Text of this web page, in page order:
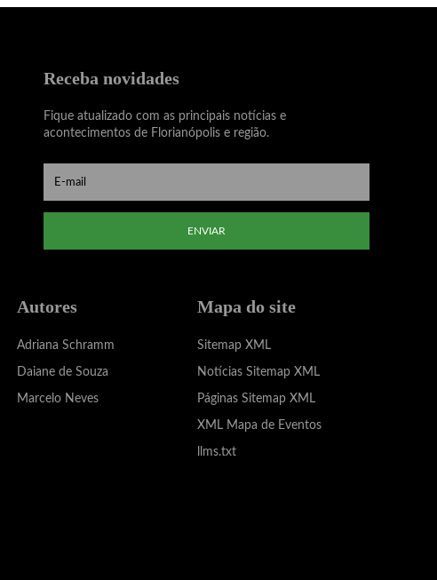
Receba novidades
Fique atualizado com as principais notícias e
acontecimentos de Florianópolis e região.
ENVIAR
Autores
Adriana Schramm
Daiane de Souza
Marcelo Neves
Mapa do site
Sitemap XML
Notícias Sitemap XML
Páginas Sitemap XML
XML Mapa de Eventos
llms.txt